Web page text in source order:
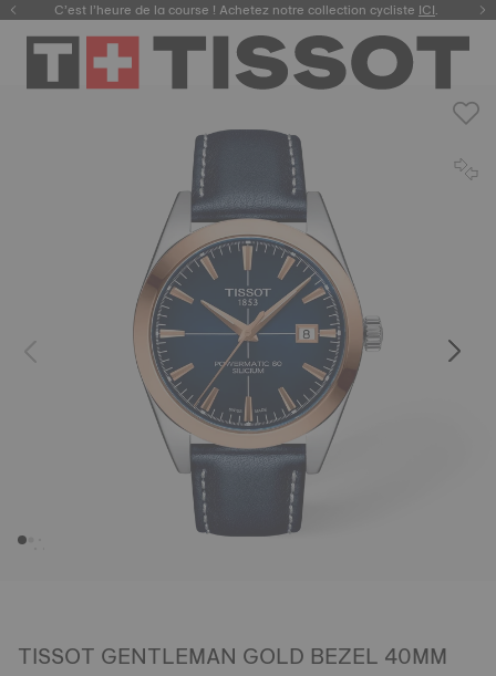
C’est l’heure de la course ! Achetez notre collection cycliste ICI.
TISSOT GENTLEMAN GOLD BEZEL 40MM